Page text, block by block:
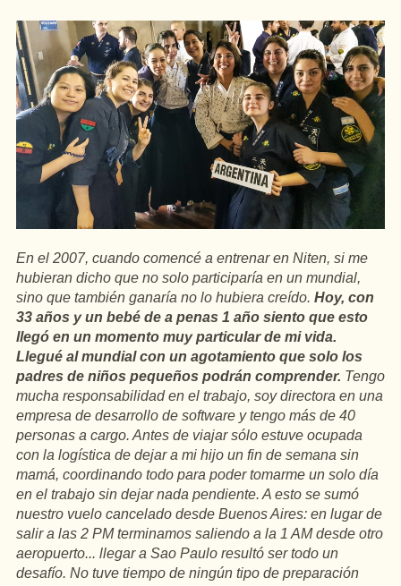
En el 2007, cuando comencé a entrenar en Niten, si me
hubieran dicho que no solo participaría en un mundial,
sino que también ganaría no lo hubiera creído. Hoy, con
33 años y un bebé de a penas 1 año siento que esto
llegó en un momento muy particular de mi vida.
Llegué al mundial con un agotamiento que solo los
padres de niños pequeños podrán comprender. Tengo
mucha responsabilidad en el trabajo, soy directora en una
empresa de desarrollo de software y tengo más de 40
personas a cargo. Antes de viajar sólo estuve ocupada
con la logística de dejar a mi hijo un fin de semana sin
mamá, coordinando todo para poder tomarme un solo día
en el trabajo sin dejar nada pendiente. A esto se sumó
nuestro vuelo cancelado desde Buenos Aires: en lugar de
salir a las 2 PM terminamos saliendo a la 1 AM desde otro
aeropuerto... llegar a Sao Paulo resultó ser todo un
desafío. No tuve tiempo de ningún tipo de preparación